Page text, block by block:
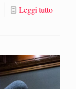
Leggi tutto